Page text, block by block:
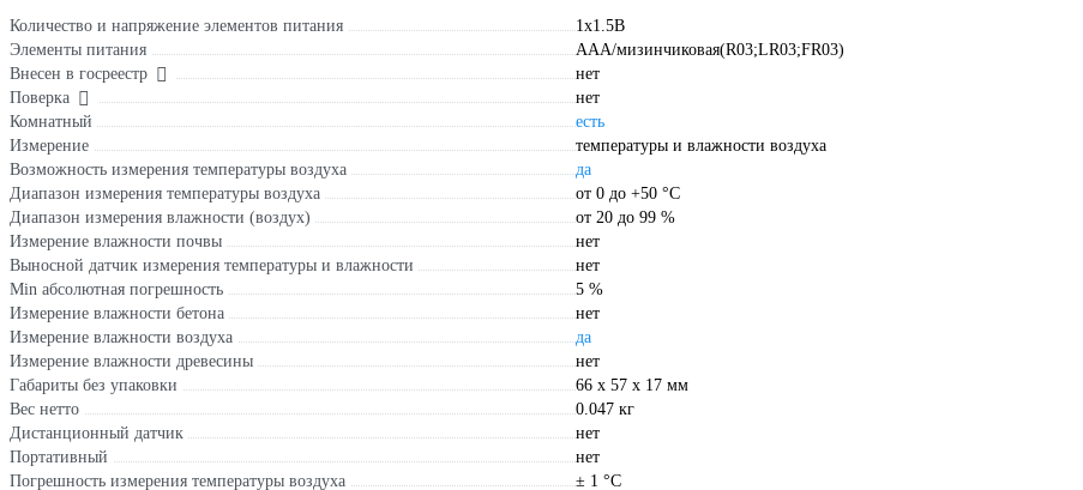
Количество и напряжение элементов питания
1х1.5B
Элементы питания
AAA/мизинчиковая(R03;LR03;FR03)
Внесен в госреестр
нет
Поверка
нет
Комнатный
есть
Измерение
температуры и влажности воздуха
Возможность измерения температуры воздуха
да
Диапазон измерения температуры воздуха
от 0 до +50 °С
Диапазон измерения влажности (воздух)
от 20 до 99 %
Измерение влажности почвы
нет
Выносной датчик измерения температуры и влажности
нет
Min абсолютная погрешность
5 %
Измерение влажности бетона
нет
Измерение влажности воздуха
да
Измерение влажности древесины
нет
Габариты без упаковки
66 x 57 x 17 мм
Вес нетто
0.047 кг
Дистанционный датчик
нет
Портативный
нет
Погрешность измерения температуры воздуха
± 1 °С